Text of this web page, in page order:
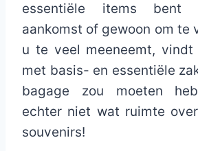
essentiële items bent
aankomst of gewoon om te
u te veel meeneemt,
met basis- en essentiële
bagage zou moeten
echter niet wat ruimte
souvenirs!